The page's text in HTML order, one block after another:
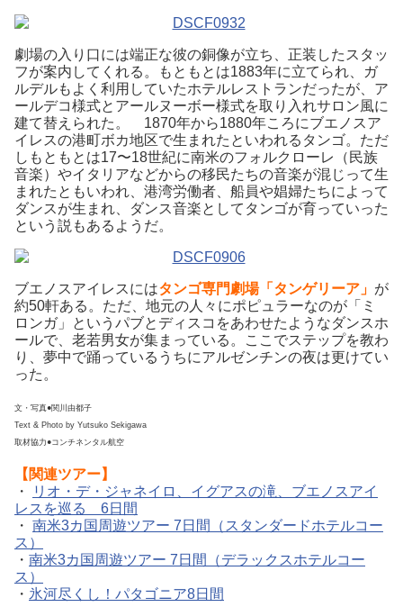
劇場の入り口には端正な彼の銅像が立ち、正装したスタッ
フが案内してくれる。もともとは1883年に立てられ、ガ
ルデルもよく利用していたホテルレストランだったが、ア
ールデコ様式とアールヌーボー様式を取り入れサロン風に
建て替えられた。 1870年から1880年ころにブエノスア
イレスの港町ボカ地区で生まれたといわれるタンゴ。ただ
しもともとは17〜18世紀に南米のフォルクローレ（民族
音楽）やイタリアなどからの移民たちの音楽が混じって生
まれたともいわれ、港湾労働者、船員や娼婦たちによって
ダンスが生まれ、ダンス音楽としてタンゴが育っていった
という説もあるようだ。
ブエノスアイレスにはタンゴ専門劇場「タンゲリーア」 が
約50軒ある。ただ、地元の人々にポピュラーなのが「ミ
ロンガ」というパブとディスコをあわせたようなダンスホ
ールで、老若男女が集まっている。ここでステップを教わ
り、夢中で踊っているうちにアルゼンチンの夜は更けてい
った。
文・写真●関川由都子
Text & Photo by Yutsuko Sekigawa
取材協力●コンチネンタル航空
【関連ツアー】
・
リオ・デ・ジャネイロ、イグアスの滝、ブエノスアイ
レスを巡る 6日間
・ 南米3カ国周遊ツアー 7日間（スタンダードホテルコー
ス）
・ 南米3カ国周遊ツアー 7日間（デラックスホテルコー
ス）
・ 氷河尽くし！パタゴニア8日間